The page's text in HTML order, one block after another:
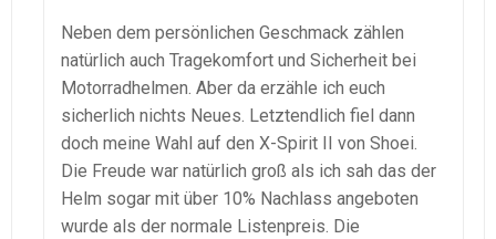
Neben dem persönlichen Geschmack zählen
natürlich auch Tragekomfort und Sicherheit bei
Motorradhelmen. Aber da erzähle ich euch
sicherlich nichts Neues. Letztendlich fiel dann
doch meine Wahl auf den X-Spirit II von Shoei.
Die Freude war natürlich groß als ich sah das der
Helm sogar mit über 10% Nachlass angeboten
wurde als der normale Listenpreis. Die